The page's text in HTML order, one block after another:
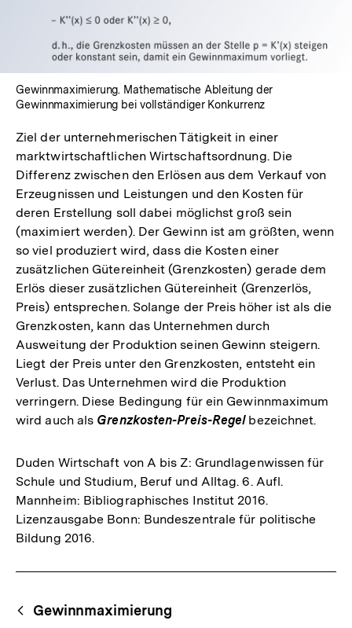
Gewinnmaximierung. Mathematische Ableitung der
Gewinnmaximierung bei vollständiger Konkurrenz
Ziel der unternehmerischen Tätigkeit in einer
marktwirtschaftlichen Wirtschaftsordnung. Die
Differenz zwischen den Erlösen aus dem Verkauf von
Erzeugnissen und Leistungen und den Kosten für
deren Erstellung soll dabei möglichst groß sein
(maximiert werden). Der Gewinn ist am größten, wenn
so viel produziert wird, dass die Kosten einer
zusätzlichen Gütereinheit (Grenzkosten) gerade dem
Erlös dieser zusätzlichen Gütereinheit (Grenzerlös,
Preis) entsprechen. Solange der Preis höher ist als die
Grenzkosten, kann das Unternehmen durch
Ausweitung der Produktion seinen Gewinn steigern.
Liegt der Preis unter den Grenzkosten, entsteht ein
Verlust. Das Unternehmen wird die Produktion
verringern. Diese Bedingung für ein Gewinnmaximum
wird auch als Grenzkosten-Preis-Regelbezeichnet.
Duden Wirtschaft von A bis Z: Grundlagenwissen für
Schule und Studium, Beruf und Alltag. 6. Aufl.
Mannheim: Bibliographisches Institut 2016.
Lizenzausgabe Bonn: Bundeszentrale für politische
Bildung 2016.
Begriffsnavigation
Content-
Navigation
Gewinnmaximierung